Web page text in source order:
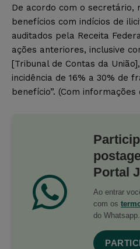
De acordo com o secretário,
benefícios com indícios de
auditados pela Receita
ações anteriores, inclusive
[Tribunal de Contas da
incidência de 16% a 30% de
benefício”. (Com informações
Portal
Ao entrar
com os
do Whatsapp.